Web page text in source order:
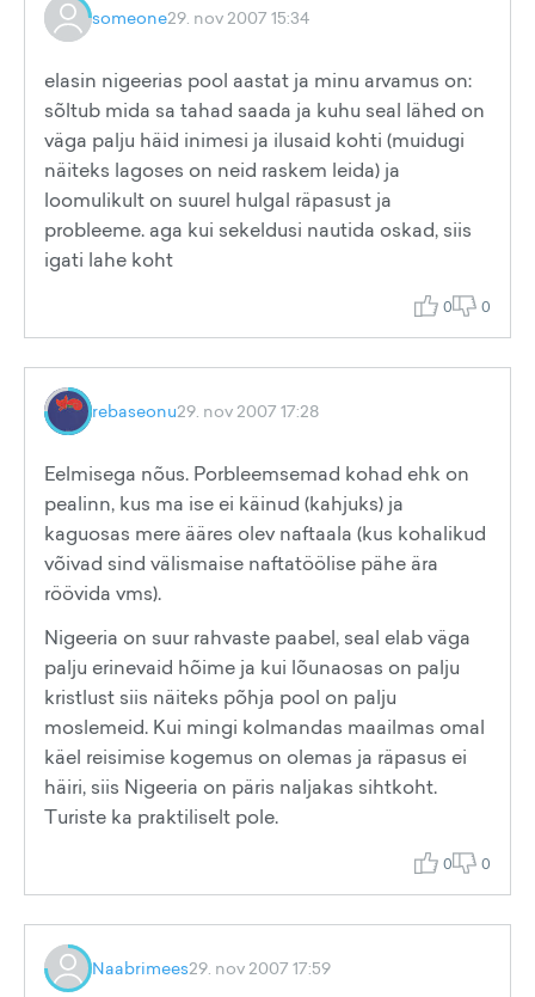
someone29. nov 2007 15:34
elasin nigeerias pool aastat ja minu arvamus on:
sõltub mida sa tahad saada ja kuhu seal lähed on
väga palju häid inimesi ja ilusaid kohti (muidugi
näiteks lagoses on neid raskem leida) ja
loomulikult on suurel hulgal räpasust ja
probleeme. aga kui sekeldusi nautida oskad, siis
igati lahe koht
0 0
rebaseonu29. nov 2007 17:28
Eelmisega nõus. Porbleemsemad kohad ehk on
pealinn, kus ma ise ei käinud (kahjuks) ja
kaguosas mere ääres olev naftaala (kus kohalikud
võivad sind välismaise naftatöölise pähe ära
röövida vms).
Nigeeria on suur rahvaste paabel, seal elab väga
palju erinevaid hõime ja kui lõunaosas on palju
kristlust siis näiteks põhja pool on palju
moslemeid. Kui mingi kolmandas maailmas omal
käel reisimise kogemus on olemas ja räpasus ei
häiri, siis Nigeeria on päris naljakas sihtkoht.
Turiste ka praktiliselt pole.
0 0
Naabrimees29. nov 2007 17:59